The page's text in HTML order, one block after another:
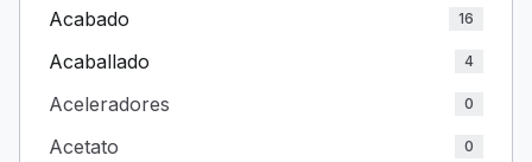
Acabado 16
Acaballado 4
Aceleradores 0
Acetato 0